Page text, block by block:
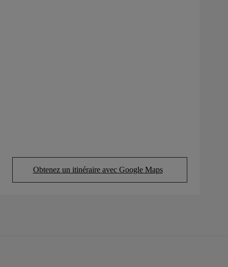
Obtenez un itinéraire avec Google Maps
(Opens in new tab)